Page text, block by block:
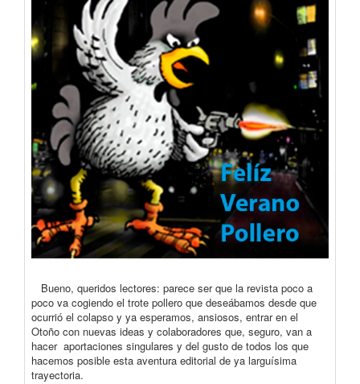
Bueno, queridos lectores: parece ser que la revista poco a
poco va cogiendo el trote pollero que deseábamos desde que
ocurrió el colapso y ya esperamos, ansiosos, entrar en el
Otoño con nuevas ideas y colaboradores que, seguro, van a
hacer aportaciones singulares y del gusto de todos los que
hacemos posible esta aventura editorial de ya larguísima
trayectoria.